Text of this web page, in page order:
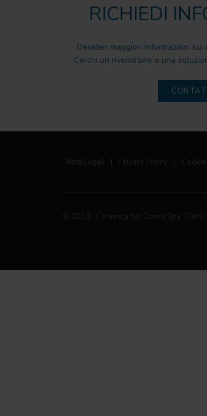
RICHIEDI
Desideri maggiori informazioni
Cerchi un rivenditore o una
Note Legali Privacy Policy
© 2019 Ceramica del Conca Spa Tutti